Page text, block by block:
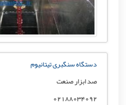
دستگاه سنگبری تیتانیوم
صد ابزار صنعت
02188034092